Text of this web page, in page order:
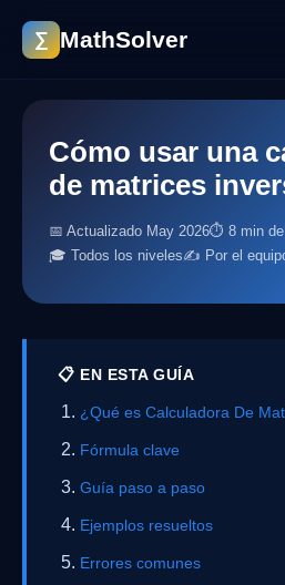
∑ MathSolver
Cómo usar una
de matrices
📅 Actualizado May 2026⏱ 8 min de
🎓 Todos los niveles✍️ Por el
📋 EN ESTA GUÍA
¿Qué es Calculadora De
Fórmula clave
Guía paso a paso
Ejemplos resueltos
Errores comunes